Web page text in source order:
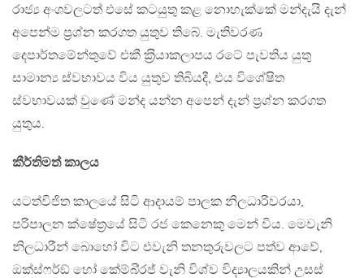
රාජ්‍ය අංශවලටත් එසේ කටයුතු කළ නොහැක්කේ මන්දැයි දැන්
අපෙන්ම ප‍්‍රශ්න කරගත යුතුව තිබේ. මැතිවරණ
දෙපාර්තමේන්තුවේ එකී ක‍්‍රියාකලාපය රටේ පැවතිය යුතු
සාමාන්‍ය ස්වභාවය විය යුතුව තිබියදී, එය විශේෂිත
ස්වභාවයක් වුණේ මන්ද යන්න අපෙන් දැන් ප‍්‍රශ්න කරගත
යුතුය.
කීර්තිමත් කාලය
යටත්විජිත කාලයේ සිටි ආදායම් පාලක නිලධාරිවරයා,
පරිපාලන ක්ෂේත‍්‍රයේ සිටි රජ කෙනෙකු මෙන් විය. මෙවැනි
නිලධාරීන් බොහෝ විට එවැනි තනතුරුවලට පත්ව ආවේ,
ඔක්ස්ෆර්ඞ් හෝ කේම්බි‍්‍රජ් වැනි විශ්ව විද්‍යාලයකින් උසස්